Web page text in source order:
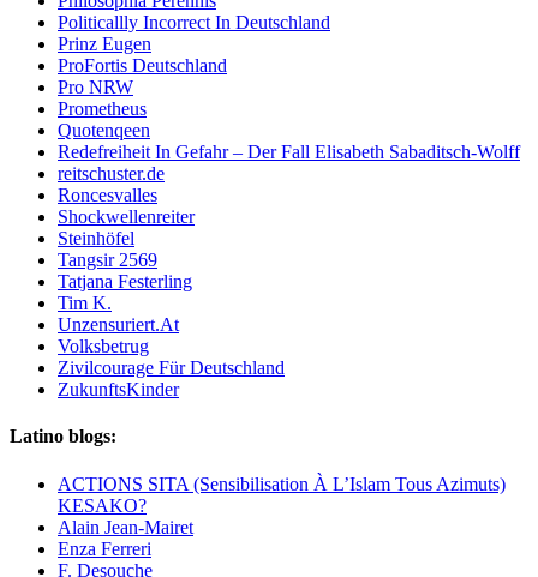
Politicallly Incorrect In Deutschland
Prinz Eugen
ProFortis Deutschland
Pro NRW
Prometheus
Quotenqeen
Redefreiheit In Gefahr – Der Fall Elisabeth Sabaditsch-Wolff
reitschuster.de
Roncesvalles
Shockwellenreiter
Steinhöfel
Tangsir 2569
Tatjana Festerling
Tim K.
Unzensuriert.At
Volksbetrug
Zivilcourage Für Deutschland
ZukunftsKinder
Latino blogs:
ACTIONS SITA (Sensibilisation À L’Islam Tous Azimuts)
KESAKO?
Alain Jean-Mairet
Enza Ferreri
F. Desouche